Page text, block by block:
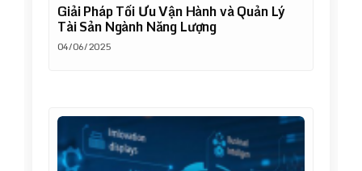
Giải Pháp Tối Ưu Vận Hành và Quản Lý
Tài Sản Ngành Năng Lượng
04/06/2025